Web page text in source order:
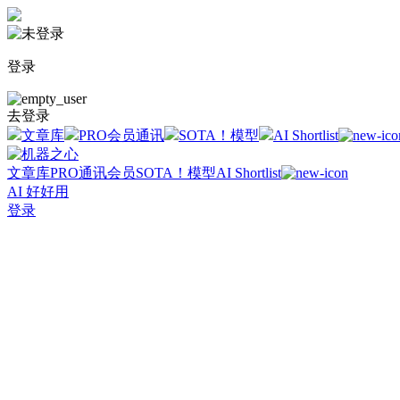
登录
去登录
文章库
PRO会员通讯 SOTA！模型 AI Shortlist
文章库PRO通讯会员SOTA！模型AI Shortlist
AI 好好用
登录